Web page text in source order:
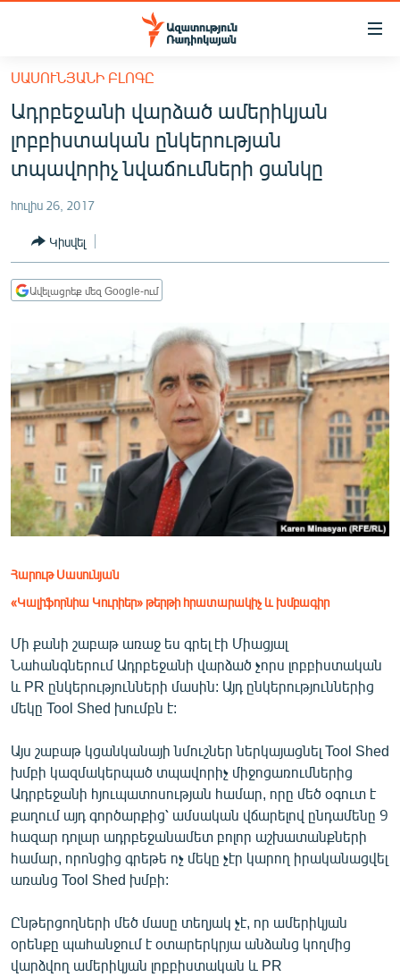
Մատչելիության
հիմնական
բովանդակությանը
հիմնական
մենյուին
ՀԱՅԱՍՏԱՆ
ՔԱՂԱՔԱԿԱՆ
ՀԱՍԱՐԱԿՈՒԹՅՈՒՆ
ՏՆՏԵՍՈՒԹՅՈՒՆ
ՊԱՏԵՐԱԶՄԻ 6 ՇԱԲԱԹՆԵՐԸ
ՏԱՐԱԾԱՇՐՋԱՆ
ՄԻՋԱԶԳԱՅԻՆ
ՄՇԱԿՈՒՅԹ
ՍՊՈՐՏ
ՄԵԿՆԱԲԱՆՈՒԹՅՈՒՆ
ԿՈՐՈՆԱՎԻՐՈՒՍ
ԱՐԽԻՎ
ՏԵՍԱՆՅՈՒԹԵՐ
ԲԱՆԱՎԵՃ
ՁԳՏԵԼՈՎ ԼԱՎԱԳՈՒՅՆԻՆ
Հայերեն
English
Русский
ՍԱՍՈՒՆՅԱՆԻ ԲԼՈԳԸ
Ադրբեջանի վարձած ամերիկյան
լոբբիստական ընկերության
տպավորիչ նվաճումների ցանկը
հուլիս 26, 2017
Կիսվել
Ավելացրեք մեզ Google-ում
Հարութ Սասունյան
«Կալիֆորնիա Կուրիեր» թերթի հրատարակիչ և խմբագիր
Մի քանի շաբաթ առաջ ես գրել էի Միացյալ
Նահանգներում Ադրբեջանի վարձած չորս լոբբիստական
և PR ընկերությունների մասին: Այդ ընկերություններից
մեկը Tool Shed խումբն է:
Այս շաբաթ կցանկանայի նմուշներ ներկայացնել Tool Shed
խմբի կազմակերպած տպավորիչ միջոցառումներից
Ադրբեջանի հյուպատոսության համար, որը մեծ օգուտ է
քաղում այդ գործարքից՝ ամսական վճարելով ընդամենը 9
հազար դոլար ադրբեջանամետ բոլոր աշխատանքների
համար, որոնցից գրեթե ոչ մեկը չէր կարող իրականացվել
առանց Tool Shed խմբի:
Ընթերցողների մեծ մասը տեղյակ չէ, որ ամերիկյան
օրենքը պահանջում է օտարերկրյա անձանց կողմից
վարձվող ամերիկյան լոբբիստական և PR